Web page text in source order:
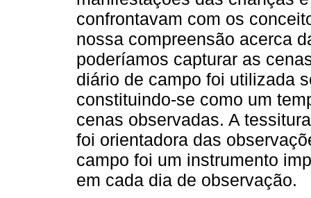
confrontavam com os
nossa compreensão acerca
poderíamos capturar as
diário de campo foi utilizada
constituindo-se como um
cenas observadas. A
foi orientadora das
campo foi um instrumento
em cada dia de observação.